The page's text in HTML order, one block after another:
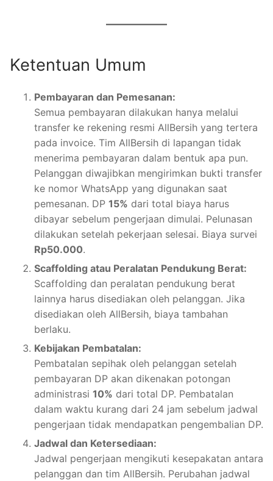
Ketentuan Umum
Pembayaran dan Pemesanan:
Semua pembayaran dilakukan hanya melalui
transfer ke rekening resmi AllBersih yang tertera
pada invoice. Tim AllBersih di lapangan tidak
menerima pembayaran dalam bentuk apa pun.
Pelanggan diwajibkan mengirimkan bukti transfer
ke nomor WhatsApp yang digunakan saat
pemesanan. DP 15% dari total biaya harus
dibayar sebelum pengerjaan dimulai. Pelunasan
dilakukan setelah pekerjaan selesai. Biaya survei
Rp50.000.
Scaffolding atau Peralatan Pendukung Berat:
Scaffolding dan peralatan pendukung berat
lainnya harus disediakan oleh pelanggan. Jika
disediakan oleh AllBersih, biaya tambahan
berlaku.
Kebijakan Pembatalan:
Pembatalan sepihak oleh pelanggan setelah
pembayaran DP akan dikenakan potongan
administrasi 10% dari total DP. Pembatalan
dalam waktu kurang dari 24 jam sebelum jadwal
pengerjaan tidak mendapatkan pengembalian DP.
Jadwal dan Ketersediaan:
Jadwal pengerjaan mengikuti kesepakatan antara
pelanggan dan tim AllBersih. Perubahan jadwal